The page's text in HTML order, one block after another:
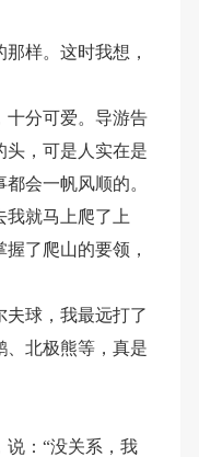
样。这时我想，
十分可爱。导游告
头，可是人实在是
会一帆风顺的。
我就马上爬了上
了爬山的要领，
球，我最远打了
、北极熊等，真是
：“没关系，我